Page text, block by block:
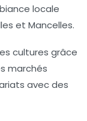
locale
et Mancelles.
cultures grâce
marchés
avec des